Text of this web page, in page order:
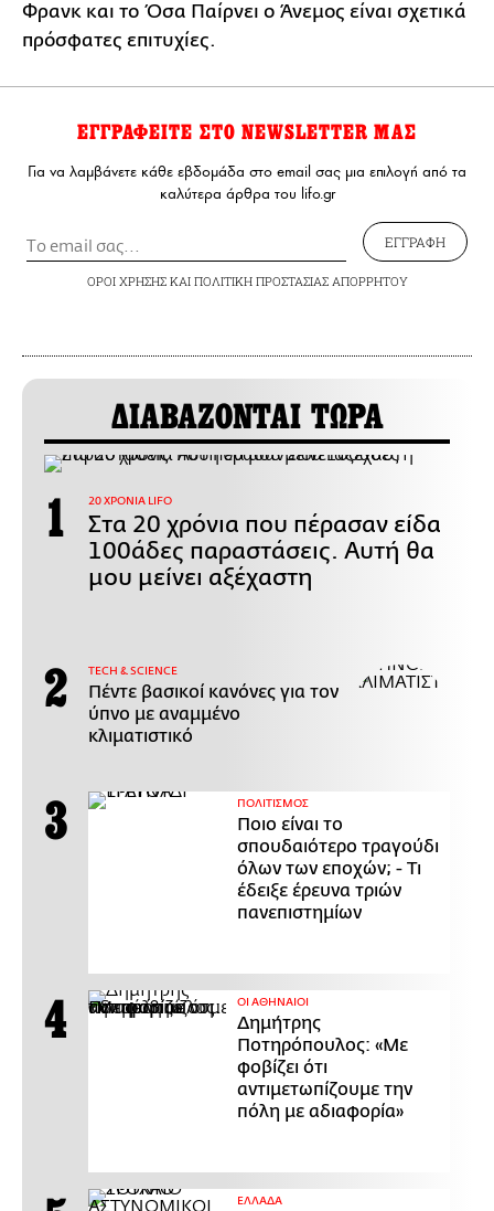
Φρανκ και το Όσα Παίρνει ο Άνεμος είναι σχετικά
πρόσφατες επιτυχίες.
ΕΓΓΡΑΦΕΙΤΕ ΣΤΟ NEWSLETTER ΜΑΣ
Για να λαμβάνετε κάθε εβδομάδα στο email σας μια επιλογή από τα
καλύτερα άρθρα του lifo.gr
ΕΓΓΡΑΦΗ
ΟΡΟΙ ΧΡΗΣΗΣΚΑΙ ΠΟΛΙΤΙΚΗ ΠΡΟΣΤΑΣΙΑΣ ΑΠΟΡΡΗΤΟΥ
ΔΙΑΒΑΖΟΝΤΑΙ ΤΩΡΑ
20 ΧΡΟΝΙΑ LIFO
Στα 20 χρόνια που πέρασαν είδα
100άδες παραστάσεις. Αυτή θα
μου μείνει αξέχαστη
ΤECH & SCIENCE
Πέντε βασικοί κανόνες για τον
ύπνο με αναμμένο
κλιματιστικό
ΠΟΛΙΤΙΣΜΟΣ
Ποιο είναι το
σπουδαιότερο τραγούδι
όλων των εποχών; - Τι
έδειξε έρευνα τριών
πανεπιστημίων
ΟΙ ΑΘΗΝΑΙΟΙ
Δημήτρης
Ποτηρόπουλος: «Με
φοβίζει ότι
αντιμετωπίζουμε την
πόλη με αδιαφορία»
ΕΛΛΑΔΑ